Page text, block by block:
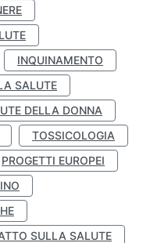
INQUINAMENTO
SALUTE
DELLA DONNA
TOSSICOLOGIA
PROGETTI EUROPEI
SULLA SALUTE